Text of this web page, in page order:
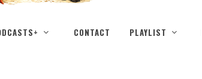
CONTACT PLAYLIST